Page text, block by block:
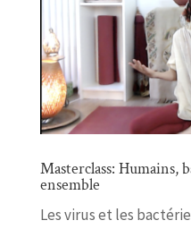
Masterclass: Humains,
ensemble
Les virus et les